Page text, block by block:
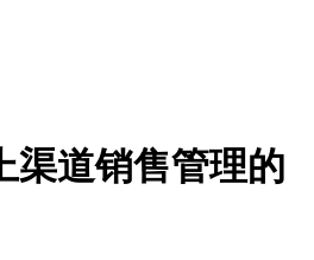
渠道销售管理的